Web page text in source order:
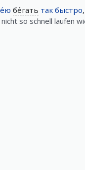
бе́гать так быстро,
nicht so schnell laufen